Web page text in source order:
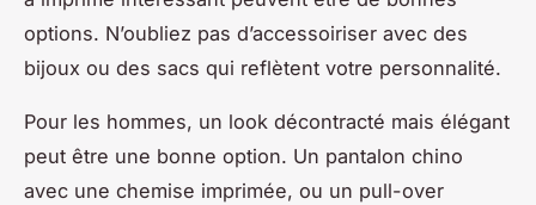
options. N’oubliez pas d’accessoiriser avec des
bijoux ou des sacs qui reflètent votre personnalité.
Pour les hommes, un look décontracté mais élégant
peut être une bonne option. Un pantalon chino
avec une chemise imprimée, ou un pull-over